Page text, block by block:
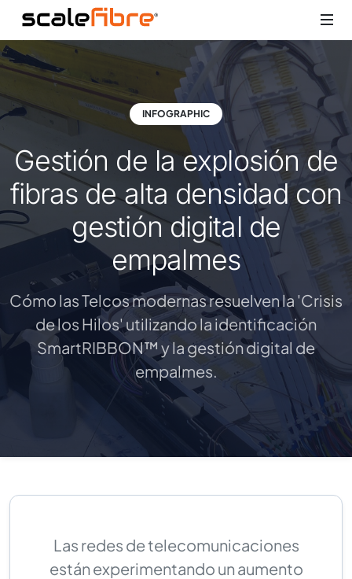
INFOGRAPHIC
Gestión de la explosión de
fibras de alta densidad con
gestión digital de
empalmes
Cómo las Telcos modernas resuelven la 'Crisis
de los Hilos' utilizando la identificación
SmartRIBBON™ y la gestión digital de
empalmes.
Las redes de telecomunicaciones
están experimentando un aumento